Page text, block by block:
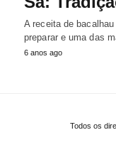
A receita de
preparar e uma das
6 anos ago
Todos os